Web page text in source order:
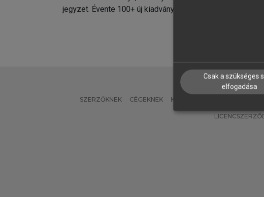
jegyzet. Évente 100+ új kiadvány.
SZERZŐKNEK CÉGEKNEK KÖNYVTÁROSOKNAK
Csak a szükséges
elfogadása